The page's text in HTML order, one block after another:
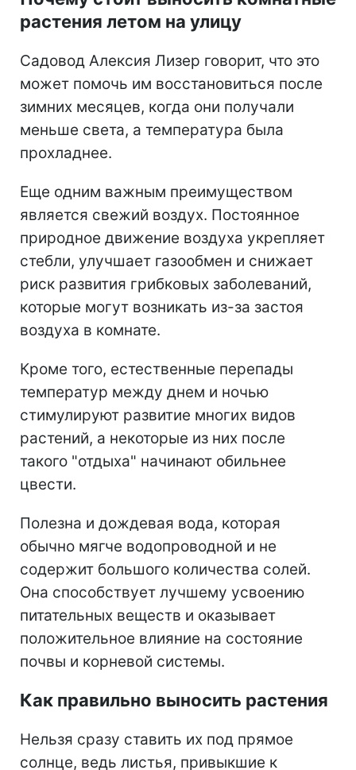
растения летом на улицу
Садовод Алексия Лизер говорит, что это
может помочь им восстановиться после
зимних месяцев, когда они получали
меньше света, а температура была
прохладнее.
Еще одним важным преимуществом
является свежий воздух. Постоянное
природное движение воздуха укрепляет
стебли, улучшает газообмен и снижает
риск развития грибковых заболеваний,
которые могут возникать из-за застоя
воздуха в комнате.
Кроме того, естественные перепады
температур между днем и ночью
стимулируют развитие многих видов
растений, а некоторые из них после
такого "отдыха" начинают обильнее
цвести.
Полезна и дождевая вода, которая
обычно мягче водопроводной и не
содержит большого количества солей.
Она способствует лучшему усвоению
питательных веществ и оказывает
положительное влияние на состояние
почвы и корневой системы.
Как правильно выносить растения
Нельзя сразу ставить их под прямое
солнце, ведь листья, привыкшие к